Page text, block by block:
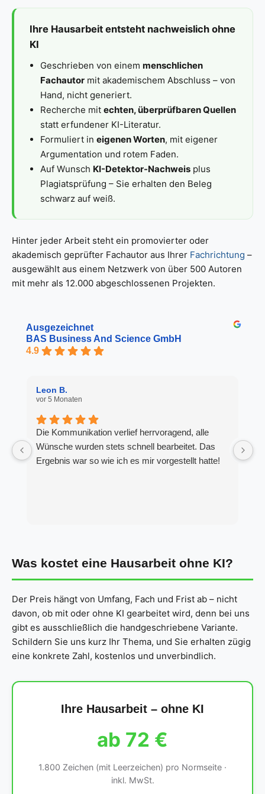
Ihre Hausarbeit entsteht nachweislich ohne
KI
Geschrieben von einem menschlichen
Fachautor mit akademischem Abschluss – von
Hand, nicht generiert.
Recherche mit echten, überprüfbaren Quellen
statt erfundener KI-Literatur.
Formuliert in eigenen Worten, mit eigener
Argumentation und rotem Faden.
Auf Wunsch KI-Detektor-Nachweis plus
Plagiatsprüfung – Sie erhalten den Beleg
schwarz auf weiß.
Hinter jeder Arbeit steht ein promovierter oder
akademisch geprüfter Fachautor aus Ihrer Fachrichtung –
ausgewählt aus einem Netzwerk von über 500 Autoren
mit mehr als 12.000 abgeschlossenen Projekten.
Ausgezeichnet
BAS Business And Science GmbH
4.9
Leon B.
vor 5 Monaten
Die Kommunikation verlief herrvoragend, alle
Wünsche wurden stets schnell bearbeitet. Das
Ergebnis war so wie ich es mir vorgestellt hatte!
Was kostet eine Hausarbeit ohne KI?
Der Preis hängt von Umfang, Fach und Frist ab – nicht
davon, ob mit oder ohne KI gearbeitet wird, denn bei uns
gibt es ausschließlich die handgeschriebene Variante.
Schildern Sie uns kurz Ihr Thema, und Sie erhalten zügig
eine konkrete Zahl, kostenlos und unverbindlich.
Ihre Hausarbeit – ohne KI
ab 72 €
1.800 Zeichen (mit Leerzeichen) pro Normseite ·
inkl. MwSt.